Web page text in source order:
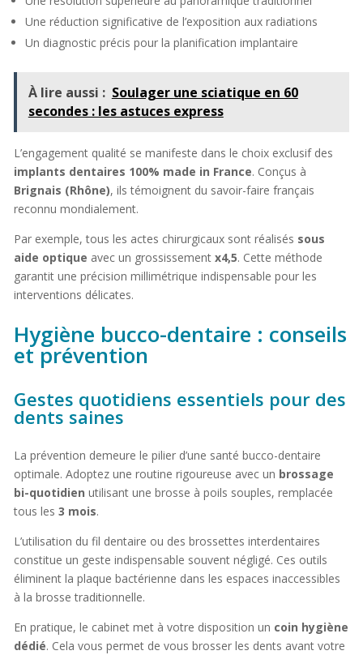
Une réduction significative de l’exposition aux radiations
Un diagnostic précis pour la planification implantaire
À lire aussi : Soulager une sciatique en 60
secondes : les astuces express
L’engagement qualité se manifeste dans le choix exclusif des
implants dentaires 100% made in France. Conçus à
Brignais (Rhône), ils témoignent du savoir-faire français
reconnu mondialement.
Par exemple, tous les actes chirurgicaux sont réalisés sous
aide optique avec un grossissement x4,5. Cette méthode
garantit une précision millimétrique indispensable pour les
interventions délicates.
Hygiène bucco-dentaire : conseils
et prévention
Gestes quotidiens essentiels pour des
dents saines
La prévention demeure le pilier d’une santé bucco-dentaire
optimale. Adoptez une routine rigoureuse avec un brossage
bi-quotidien utilisant une brosse à poils souples, remplacée
tous les 3 mois.
L’utilisation du fil dentaire ou des brossettes interdentaires
constitue un geste indispensable souvent négligé. Ces outils
éliminent la plaque bactérienne dans les espaces inaccessibles
à la brosse traditionnelle.
En pratique, le cabinet met à votre disposition un coin hygiène
dédié. Cela vous permet de vous brosser les dents avant votre